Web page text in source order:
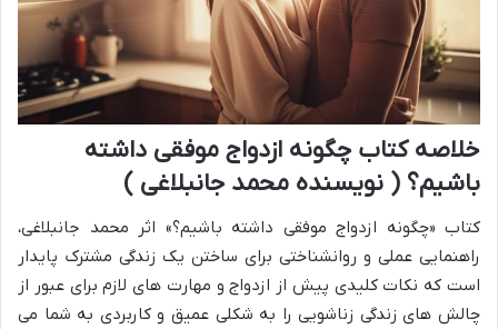
خلاصه کتاب چگونه ازدواج موفقی داشته
باشیم؟ ( نویسنده محمد جانبلاغی )
کتاب «چگونه ازدواج موفقی داشته باشیم؟» اثر محمد جانبلاغی،
راهنمایی عملی و روانشناختی برای ساختن یک زندگی مشترک پایدار
است که نکات کلیدی پیش از ازدواج و مهارت های لازم برای عبور از
چالش های زندگی زناشویی را به شکلی عمیق و کاربردی به شما می